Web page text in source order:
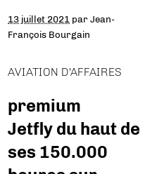
13 juillet 2021 parJean-
François Bourgain
AVIATION D'AFFAIRES
premium
Jetfly du haut de
ses 150.000